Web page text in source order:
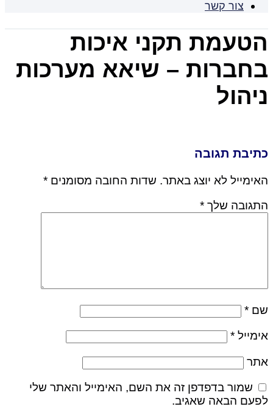
צור קשר
הטעמת תקני איכות
בחברות – שיאא מערכות
ניהול
כתיבת תגובה
האימייל לא יוצג באתר. שדות החובה מסומנים *
התגובה שלך *
שם *
אימייל *
אתר
שמור בדפדפן זה את השם, האימייל והאתר שלי
לפעם הבאה שאגיב.